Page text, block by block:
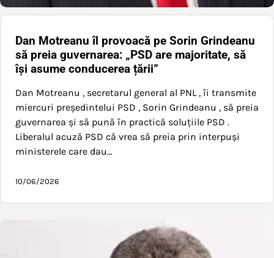
Dan Motreanu îl provoacă pe Sorin Grindeanu
să preia guvernarea: „PSD are majoritate, să
își asume conducerea țării”
Dan Motreanu , secretarul general al PNL , îi transmite
miercuri președintelui PSD , Sorin Grindeanu , să preia
guvernarea și să pună în practică soluțiile PSD .
Liberalul acuză PSD că vrea să preia prin interpuși
ministerele care dau…
10/06/2026